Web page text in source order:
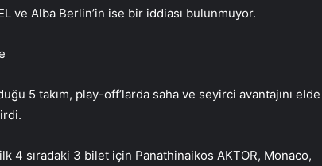
ve Alba Berlin’in ise bir iddiası bulunmuyor.
5 takım, play-off’larda saha ve seyirci avantajını elde
4 sıradaki 3 bilet için Panathinaikos AKTOR, Monaco,